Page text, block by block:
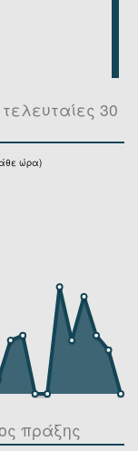
30
ώρα)
πράξης